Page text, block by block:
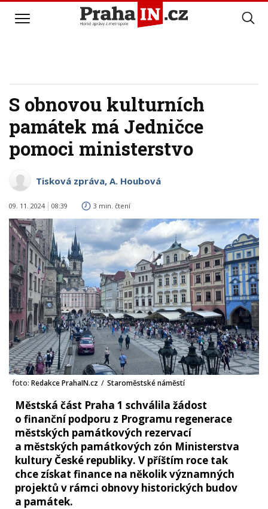
S obnovou kulturních
památek má Jedničce
pomoci ministerstvo
Tisková zpráva, A. Houbová
09. 11. 2024 08:39 3 min. čtení
foto: Redakce PrahaIN.cz / Staroměstské náměstí
Městská část Praha 1 schválila žádost
o finanční podporu z Programu regenerace
městských památkových rezervací
a městských památkových zón Ministerstva
kultury České republiky. V příštím roce tak
chce získat finance na několik významných
projektů v rámci obnovy historických budov
a památek.